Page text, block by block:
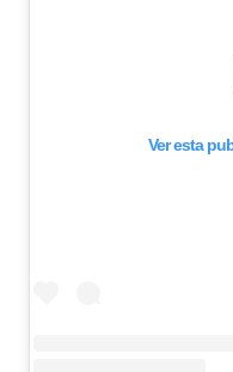
Ver esta